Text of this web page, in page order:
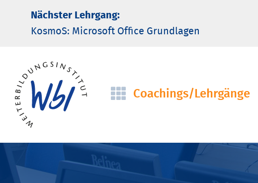
Nächster Lehrgang:
KosmoS: Microsoft Office Grund­lagen
Navigation
Coachings/­Lehrgänge